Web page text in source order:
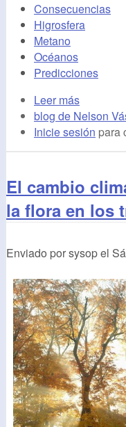
Consecuencias
Higrosfera
Metano
Océanos
Predicciones
Leer más
blog de Nelson
Inicie sesión para
El cambio
la flora en los
Enviado porsysopel